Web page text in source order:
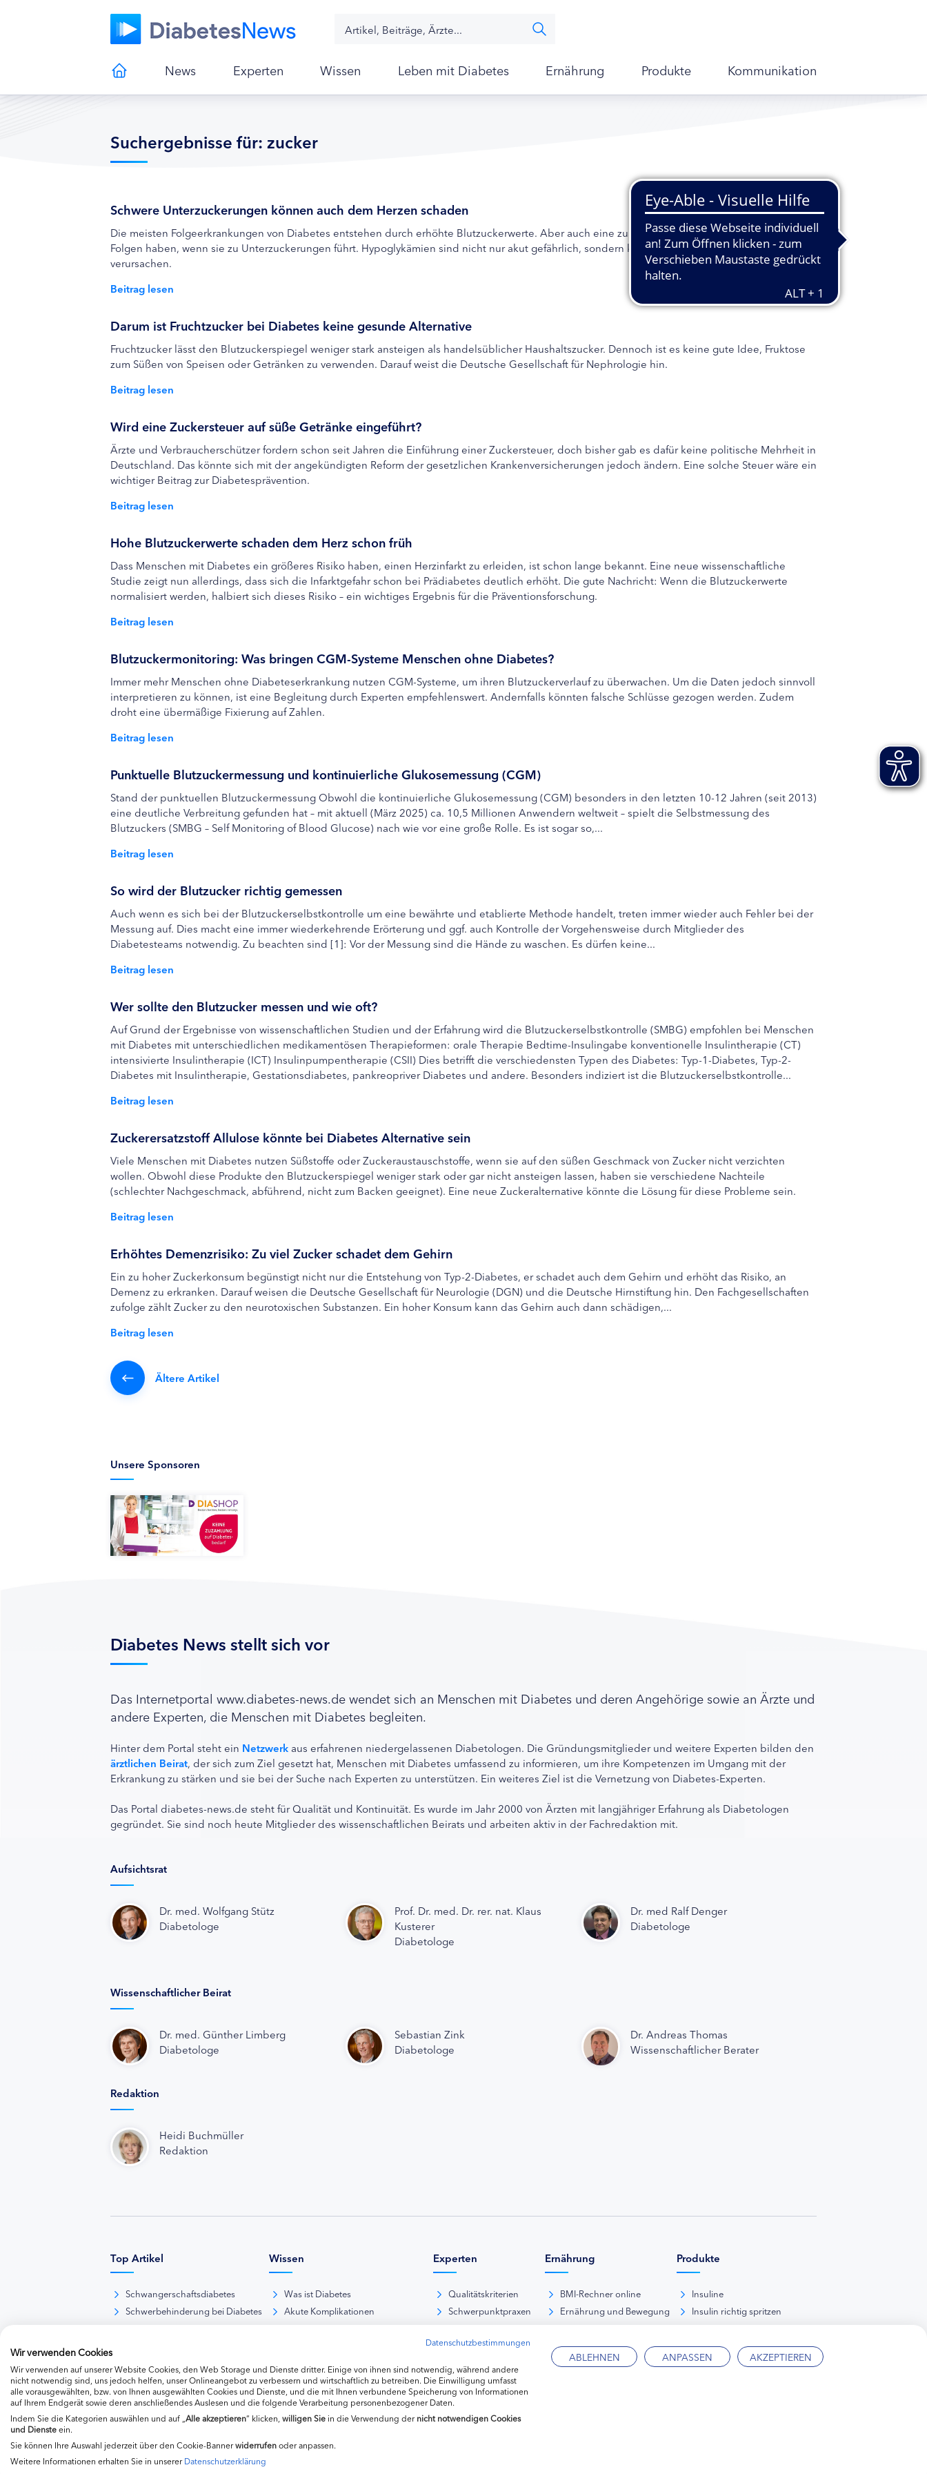
News Experten Wissen Leben mit Diabetes Ernährung Produkte Kommunikation
Suchergebnisse für: zucker
Schwere Unterzuckerungen können auch dem Herzen schaden
Die meisten Folgeerkrankungen von Diabetes entstehen durch erhöhte Blutzuckerwerte. Aber auch eine zu strenge Therapie kann negative
Folgen haben, wenn sie zu Unterzuckerungen führt. Hypoglykämien sind nicht nur akut gefährlich, sondern können auch langfristige Schäden
verursachen.
Beitrag lesen
Darum ist Fruchtzucker bei Diabetes keine gesunde Alternative
Fruchtzucker lässt den Blutzuckerspiegel weniger stark ansteigen als handelsüblicher Haushaltszucker. Dennoch ist es keine gute Idee, Fruktose
zum Süßen von Speisen oder Getränken zu verwenden. Darauf weist die Deutsche Gesellschaft für Nephrologie hin.
Beitrag lesen
Wird eine Zuckersteuer auf süße Getränke eingeführt?
Ärzte und Verbraucherschützer fordern schon seit Jahren die Einführung einer Zuckersteuer, doch bisher gab es dafür keine politische Mehrheit in
Deutschland. Das könnte sich mit der angekündigten Reform der gesetzlichen Krankenversicherungen jedoch ändern. Eine solche Steuer wäre ein
wichtiger Beitrag zur Diabetesprävention.
Beitrag lesen
Hohe Blutzuckerwerte schaden dem Herz schon früh
Dass Menschen mit Diabetes ein größeres Risiko haben, einen Herzinfarkt zu erleiden, ist schon lange bekannt. Eine neue wissenschaftliche
Studie zeigt nun allerdings, dass sich die Infarktgefahr schon bei Prädiabetes deutlich erhöht. Die gute Nachricht: Wenn die Blutzuckerwerte
normalisiert werden, halbiert sich dieses Risiko – ein wichtiges Ergebnis für die Präventionsforschung.
Beitrag lesen
Blutzuckermonitoring: Was bringen CGM-Systeme Menschen ohne Diabetes?
Immer mehr Menschen ohne Diabeteserkrankung nutzen CGM-Systeme, um ihren Blutzuckerverlauf zu überwachen. Um die Daten jedoch sinnvoll
interpretieren zu können, ist eine Begleitung durch Experten empfehlenswert. Andernfalls könnten falsche Schlüsse gezogen werden. Zudem
droht eine übermäßige Fixierung auf Zahlen.
Beitrag lesen
Punktuelle Blutzuckermessung und kontinuierliche Glukosemessung (CGM)
Stand der punktuellen Blutzuckermessung Obwohl die kontinuierliche Glukosemessung (CGM) besonders in den letzten 10-12 Jahren (seit 2013)
eine deutliche Verbreitung gefunden hat – mit aktuell (März 2025) ca. 10,5 Millionen Anwendern weltweit – spielt die Selbstmessung des
Blutzuckers (SMBG – Self Monitoring of Blood Glucose) nach wie vor eine große Rolle. Es ist sogar so,...
Beitrag lesen
So wird der Blutzucker richtig gemessen
Auch wenn es sich bei der Blutzuckerselbstkontrolle um eine bewährte und etablierte Methode handelt, treten immer wieder auch Fehler bei der
Messung auf. Dies macht eine immer wiederkehrende Erörterung und ggf. auch Kontrolle der Vorgehensweise durch Mitglieder des
Diabetesteams notwendig. Zu beachten sind [1]: Vor der Messung sind die Hände zu waschen. Es dürfen keine...
Beitrag lesen
Wer sollte den Blutzucker messen und wie oft?
Auf Grund der Ergebnisse von wissenschaftlichen Studien und der Erfahrung wird die Blutzuckerselbstkontrolle (SMBG) empfohlen bei Menschen
mit Diabetes mit unterschiedlichen medikamentösen Therapieformen: orale Therapie Bedtime-Insulingabe konventionelle Insulintherapie (CT)
intensivierte Insulintherapie (ICT) Insulinpumpentherapie (CSII) Dies betrifft die verschiedensten Typen des Diabetes: Typ-1-Diabetes, Typ-2-
Diabetes mit Insulintherapie, Gestationsdiabetes, pankreopriver Diabetes und andere. Besonders indiziert ist die Blutzuckerselbstkontrolle...
Beitrag lesen
Zuckerersatzstoff Allulose könnte bei Diabetes Alternative sein
Viele Menschen mit Diabetes nutzen Süßstoffe oder Zuckeraustauschstoffe, wenn sie auf den süßen Geschmack von Zucker nicht verzichten
wollen. Obwohl diese Produkte den Blutzuckerspiegel weniger stark oder gar nicht ansteigen lassen, haben sie verschiedene Nachteile
(schlechter Nachgeschmack, abführend, nicht zum Backen geeignet). Eine neue Zuckeralternative könnte die Lösung für diese Probleme sein.
Beitrag lesen
Erhöhtes Demenzrisiko: Zu viel Zucker schadet dem Gehirn
Ein zu hoher Zuckerkonsum begünstigt nicht nur die Entstehung von Typ-2-Diabetes, er schadet auch dem Gehirn und erhöht das Risiko, an
Demenz zu erkranken. Darauf weisen die Deutsche Gesellschaft für Neurologie (DGN) und die Deutsche Hirnstiftung hin. Den Fachgesellschaften
zufolge zählt Zucker zu den neurotoxischen Substanzen. Ein hoher Konsum kann das Gehirn auch dann schädigen,...
Beitrag lesen
Ältere Artikel
Unsere Sponsoren
Diabetes News stellt sich vor
Das Internetportal www.diabetes-news.de wendet sich an Menschen mit Diabetes und deren Angehörige sowie an Ärzte und
andere Experten, die Menschen mit Diabetes begleiten.
Hinter dem Portal steht ein Netzwerk aus erfahrenen niedergelassenen Diabetologen. Die Gründungsmitglieder und weitere Experten bilden den
ärztlichen Beirat, der sich zum Ziel gesetzt hat, Menschen mit Diabetes umfassend zu informieren, um ihre Kompetenzen im Umgang mit der
Erkrankung zu stärken und sie bei der Suche nach Experten zu unterstützen. Ein weiteres Ziel ist die Vernetzung von Diabetes-Experten.
Das Portal diabetes-news.de steht für Qualität und Kontinuität. Es wurde im Jahr 2000 von Ärzten mit langjähriger Erfahrung als Diabetologen
gegründet. Sie sind noch heute Mitglieder des wissenschaftlichen Beirats und arbeiten aktiv in der Fachredaktion mit.
Aufsichtsrat
Dr. med. Wolfgang Stütz
Diabetologe
Prof. Dr. med. Dr. rer. nat. Klaus
Kusterer
Diabetologe
Dr. med Ralf Denger
Diabetologe
Wissenschaftlicher Beirat
Dr. med. Günther Limberg
Diabetologe
Sebastian Zink
Diabetologe
Dr. Andreas Thomas
Wissenschaftlicher Berater
Redaktion
Heidi Buchmüller
Redaktion
Top Artikel
Schwangerschaftsdiabetes
Schwerbehinderung bei Diabetes
Wissen
Was ist Diabetes
Akute Komplikationen
Therapie Typ-2-Diabetes
Weitere hormonelle Erkrankungen
Experten
Qualitätskriterien
Schwerpunktpraxen
Kliniken
Diabetes-Fachhändler
Ernährung
BMI-Rechner online
Ernährung und Bewegung
Lebensmittelkunde
Produkte
Insuline
Insulin richtig spritzen
Datenschutzbestimmungen
Wir verwenden Cookies
Wir verwenden auf unserer Website Cookies, den Web Storage und Dienste dritter. Einige von ihnen sind notwendig, während andere
nicht notwendig sind, uns jedoch helfen, unser Onlineangebot zu verbessern und wirtschaftlich zu betreiben. Die Einwilligung umfasst
alle vorausgewählten, bzw. von Ihnen ausgewählten Cookies und Dienste, und die mit Ihnen verbundene Speicherung von Informationen
auf Ihrem Endgerät sowie deren anschließendes Auslesen und die folgende Verarbeitung personenbezogener Daten.
Indem Sie die Kategorien auswählen und auf „ Alle akzeptieren“ klicken, willigenSie in die Verwendung dernicht notwendigen Cookies
und Diensteein.
Sie können Ihre Auswahl jederzeit über den Cookie-Bannerwiderrufenoder anpassen.
Weitere Informationen erhalten Sie in unsererDatenschutzerklärung
ABLEHNEN ANPASSEN AKZEPTIEREN